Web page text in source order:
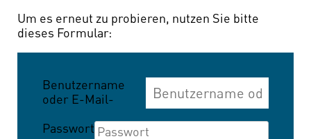
Um es erneut zu probieren, nutzen Sie bitte
dieses Formular:
Benutzername
oder E-Mail-
Passwort